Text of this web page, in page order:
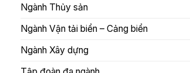
Ngành Thủy sản
Ngành Vận tải biển – Cảng biển
Ngành Xây dựng